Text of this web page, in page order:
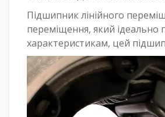
Підшипник лінійного
переміщення, який ідеально
характеристикам, цей